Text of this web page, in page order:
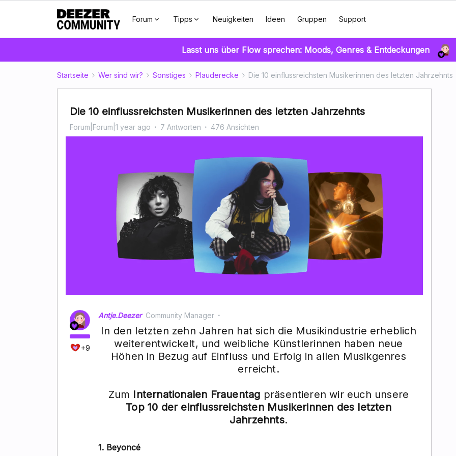
Forum Tipps Neuigkeiten Ideen Gruppen Support
Lasst uns über Flow sprechen: Moods, Genres & Entdeckungen
Startseite Wer sind wir? Sonstiges Plauderecke Die 10 einflussreichsten Musikerinnen des letzten Jahrzehnts
Die 10 einflussreichsten Musikerinnen des letzten Jahrzehnts
Forum|Forum|1 year ago 7 Antworten 476 Ansichten
+9
Antje.Deezer Community Manager
In den letzten zehn Jahren hat sich die Musikindustrie erheblich
weiterentwickelt, und weibliche Künstlerinnen haben neue
Höhen in Bezug auf Einfluss und Erfolg in allen Musikgenres
erreicht.
Zum Internationalen Frauentag präsentieren wir euch unsere
Top 10 der einflussreichsten Musikerinnen des letzten
Jahrzehnts.
1. Beyoncé